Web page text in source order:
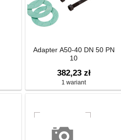
Adapter A50-40 DN 50 PN
10
382,23 zł
1 wariant